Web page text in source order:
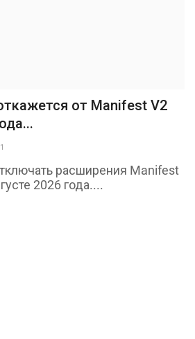
от Manifest V2
1
расширения Manifest
2026 года....